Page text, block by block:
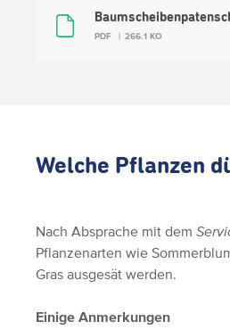
PDF 266.1 KO
Welche Pflanzen
Nach Absprache mit dem
Pflanzenarten wie
Gras ausgesät werden.
Einige Anmerkungen